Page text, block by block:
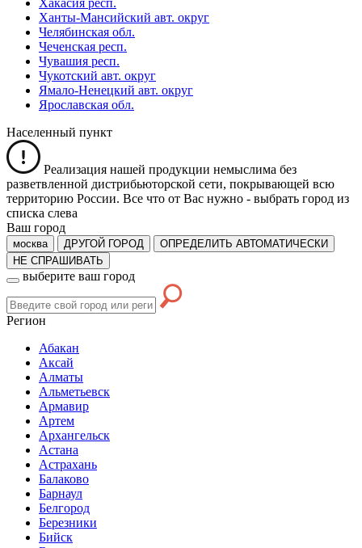
Ханты-Мансийский авт. округ
Челябинская обл.
Чеченская респ.
Чувашия респ.
Чукотский авт. округ
Ямало-Ненецкий авт. округ
Ярославская обл.
Населенный пункт
Реализация нашей продукции немыслима без
разветвленной дистрибьюторской сети, покрывающей всю
территорию России. Все что от Вас нужно - выбрать город из
списка слева
Ваш город
москва ДРУГОЙ ГОРОД
ОПРЕДЕЛИТЬ АВТОМАТИЧЕСКИ
НЕ СПРАШИВАТЬ
выберите ваш город
Регион
Абакан
Аксай
Алматы
Альметьевск
Армавир
Артем
Архангельск
Астана
Астрахань
Балаково
Барнаул
Белгород
Березники
Бийск